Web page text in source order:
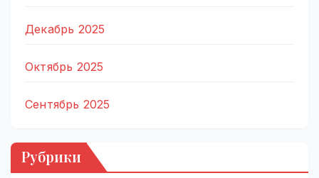
Декабрь 2025
Октябрь 2025
Сентябрь 2025
Рубрики